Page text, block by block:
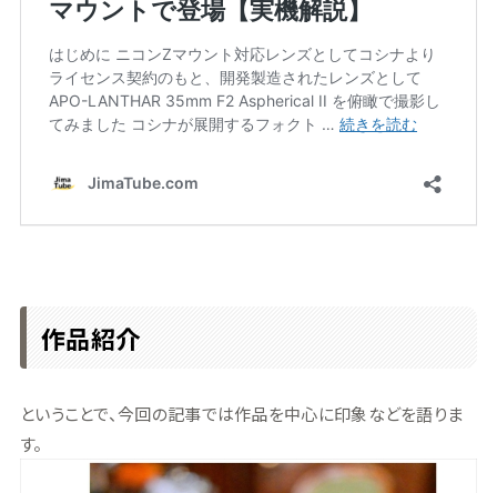
作品紹介
ということで、今回の記事では作品を中心に印象などを語りま
す。